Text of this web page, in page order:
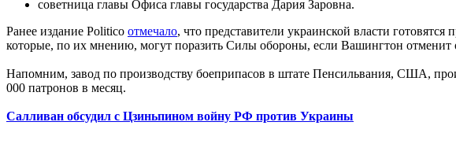
советница главы Офиса главы государства Дария Заровна.
Ранее издание Politico отмечало, что представители украинской власти
которые, по их мнению, могут поразить Силы обороны, если Вашингтон отменит
Напомним, завод по производству боеприпасов в штате Пенсильвания, США,
000 патронов в месяц.
Салливан обсудил с Цзиньпином войну РФ против Украины